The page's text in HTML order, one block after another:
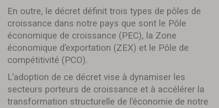
En outre, le décret définit trois types de pôles de
croissance dans notre pays que sont le Pôle
économique de croissance (PEC), la Zone
économique d’exportation (ZEX) et le Pôle de
compétitivité (PCO).
L’adoption de ce décret vise à dynamiser les
secteurs porteurs de croissance et à accélérer la
transformation structurelle de l’économie de notre